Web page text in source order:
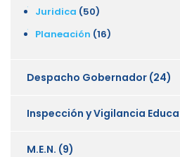
Juridica (50)
Planeación (16)
Despacho Gobernador (24)
Inspección y Vigilancia
M.E.N. (9)